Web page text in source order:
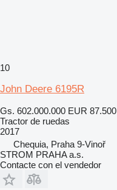
10
John Deere 6195R
Gs. 602.000.000 EUR 87.500
Tractor de ruedas
2017
Chequia, Praha 9-Vinoř
STROM PRAHA a.s.
Contacte con el vendedor